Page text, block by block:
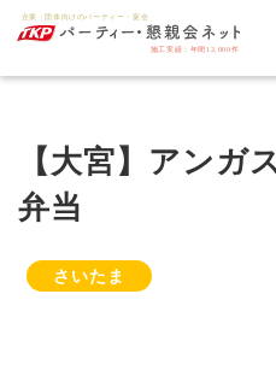
【大宮】アンガ
弁当
さいたま